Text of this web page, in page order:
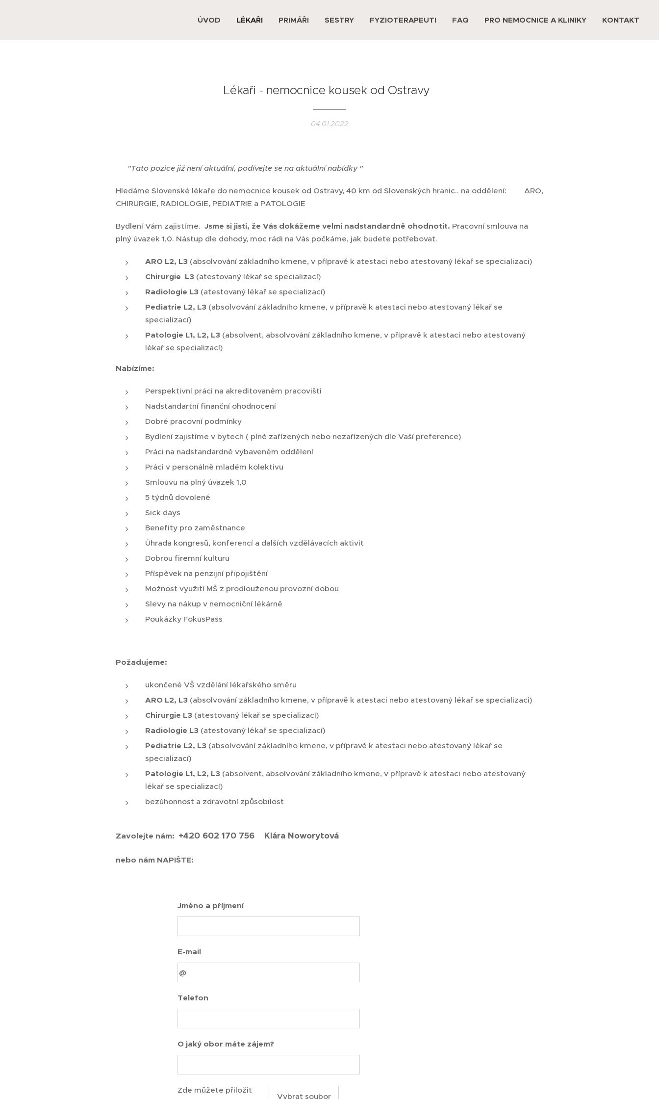
ÚVOD LÉKAŘI PRIMÁŘI SESTRY FYZIOTERAPEUTI FAQ PRO NEMOCNICE A KLINIKY KONTAKT
Lékaři - nemocnice kousek od Ostravy
04.01.2022
"Tato pozice již není aktuální, podívejte se na aktuální nabídky "
Hledáme Slovenské lékaře do nemocnice kousek od Ostravy, 40 km od Slovenských hranic.. na oddělení: ARO,
CHIRURGIE, RADIOLOGIE, PEDIATRIE a PATOLOGIE
Bydlení Vám zajistíme. Jsme si jisti, že Vás dokážeme velmi nadstandardně ohodnotit. Pracovní smlouva na
plný úvazek 1,0. Nástup dle dohody, moc rádi na Vás počkáme, jak budete potřebovat.
ARO L2, L3 (absolvování základního kmene, v přípravě k atestaci nebo atestovaný lékař se specializaci)
Chirurgie L3 (atestovaný lékař se specializací)
Radiologie L3 (atestovaný lékař se specializací)
Pediatrie L2, L3 (absolvování základního kmene, v přípravě k atestaci nebo atestovaný lékař se
specializací)
Patologie L1, L2, L3 (absolvent, absolvování základního kmene, v přípravě k atestaci nebo atestovaný
lékař se specializací)
Nabízíme:
Perspektivní práci na akreditovaném pracovišti
Nadstandartní finanční ohodnocení
Dobré pracovní podmínky
Bydlení zajistíme v bytech ( plně zařízených nebo nezařízených dle Vaší preference)
Práci na nadstandardně vybaveném oddělení
Práci v personálně mladém kolektivu
Smlouvu na plný úvazek 1,0
5 týdnů dovolené
Sick days
Benefity pro zaměstnance
Úhrada kongresů, konferencí a dalších vzdělávacích aktivit
Dobrou firemní kulturu
Příspěvek na penzijní připojištění
Možnost využití MŠ z prodlouženou provozní dobou
Slevy na nákup v nemocniční lékárně
Poukázky FokusPass
Požadujeme:
ukončené VŠ vzdělání lékařského směru
ARO L2, L3 (absolvování základního kmene, v přípravě k atestaci nebo atestovaný lékař se specializaci)
Chirurgie L3 (atestovaný lékař se specializací)
Radiologie L3 (atestovaný lékař se specializací)
Pediatrie L2, L3 (absolvování základního kmene, v přípravě k atestaci nebo atestovaný lékař se
specializací)
Patologie L1, L2, L3 (absolvent, absolvování základního kmene, v přípravě k atestaci nebo atestovaný
lékař se specializací)
bezúhonnost a zdravotní způsobilost
Zavolejte nám: +420 602 170 756 Klára Noworytová
nebo nám NAPIŠTE:
Jméno a příjmení
E-mail
Telefon
O jaký obor máte zájem?
Zde můžete přiložit
Vybrat soubor